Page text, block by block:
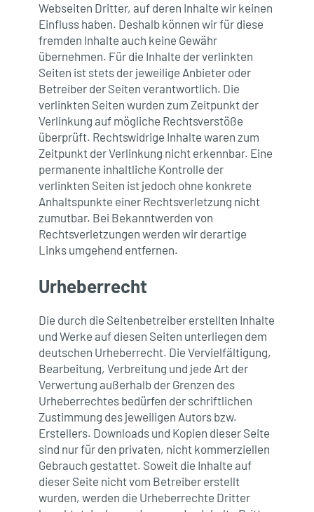
Webseiten Dritter, auf deren Inhalte wir keinen
Einfluss haben. Deshalb können wir für diese
fremden Inhalte auch keine Gewähr
übernehmen. Für die Inhalte der verlinkten
Seiten ist stets der jeweilige Anbieter oder
Betreiber der Seiten verantwortlich. Die
verlinkten Seiten wurden zum Zeitpunkt der
Verlinkung auf mögliche Rechtsverstöße
überprüft. Rechtswidrige Inhalte waren zum
Zeitpunkt der Verlinkung nicht erkennbar. Eine
permanente inhaltliche Kontrolle der
verlinkten Seiten ist jedoch ohne konkrete
Anhaltspunkte einer Rechtsverletzung nicht
zumutbar. Bei Bekanntwerden von
Rechtsverletzungen werden wir derartige
Links umgehend entfernen.
Urheberrecht
Die durch die Seitenbetreiber erstellten Inhalte
und Werke auf diesen Seiten unterliegen dem
deutschen Urheberrecht. Die Vervielfältigung,
Bearbeitung, Verbreitung und jede Art der
Verwertung außerhalb der Grenzen des
Urheberrechtes bedürfen der schriftlichen
Zustimmung des jeweiligen Autors bzw.
Erstellers. Downloads und Kopien dieser Seite
sind nur für den privaten, nicht kommerziellen
Gebrauch gestattet. Soweit die Inhalte auf
dieser Seite nicht vom Betreiber erstellt
wurden, werden die Urheberrechte Dritter